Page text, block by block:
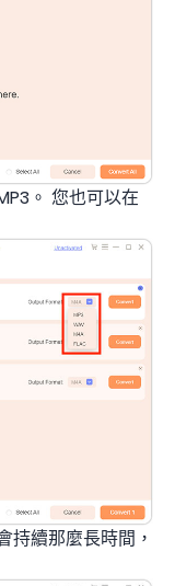
。 您也可以在
持續那麼長時間，